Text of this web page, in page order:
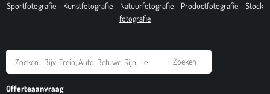
Sportfotografie - Kunstfotografie- Natuurfotografie- Productfotografie- Stock
fotografie
Zoeken
Offerteaanvraag